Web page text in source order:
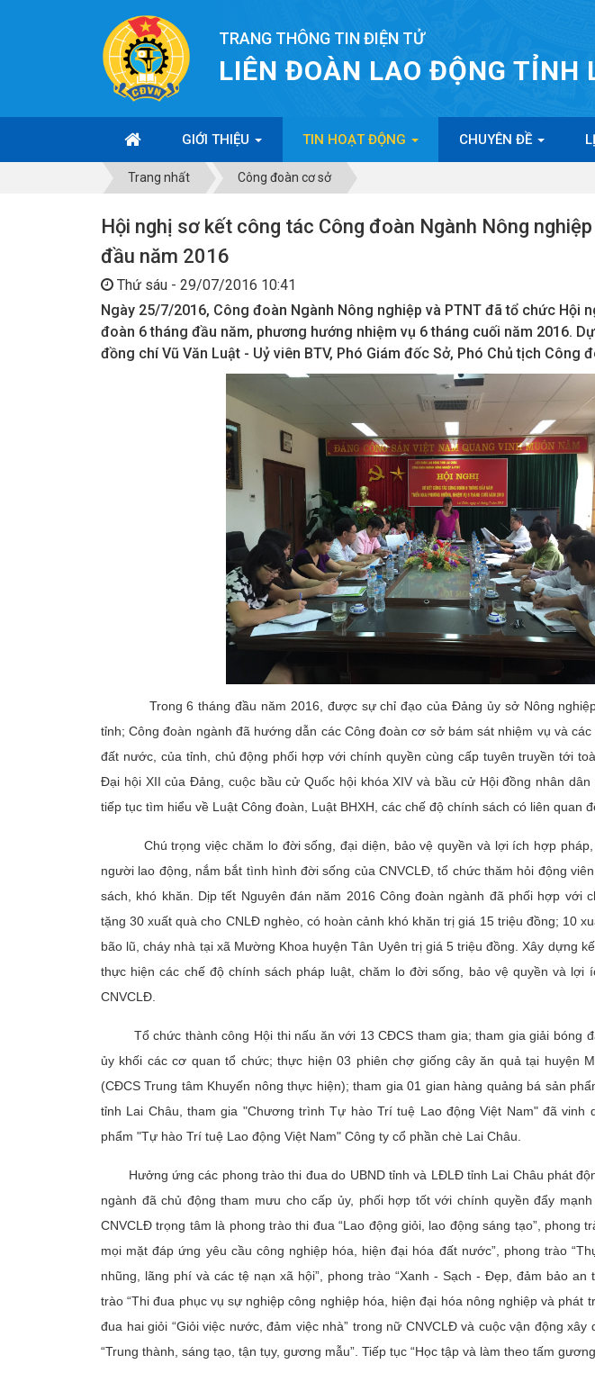
TRANG THÔNG TIN ĐIỆN TỬ
LIÊN ĐOÀN LAO ĐỘNG TỈNH
GIỚI THIỆU TIN HOẠT ĐỘNG CHUYÊN ĐỀ
Trang nhất Công đoàn cơ sở
Hội nghị sơ kết công tác Công đoàn Ngành Nông
đầu năm 2016
Thứ sáu - 29/07/2016 10:41
Ngày 25/7/2016, Công đoàn Ngành Nông nghiệp và PTNT đã tổ chức Hội
đoàn 6 tháng đầu năm, phương hướng nhiệm vụ 6 tháng cuối năm 2016.
đồng chí Vũ Văn Luật - Uỷ viên BTV, Phó Giám đốc Sở, Phó Chủ tịch Công
Trong 6 tháng đầu năm 2016, được sự chỉ đạo của Đảng ủy sở Nông nghiệp
tỉnh; Công đoàn ngành đã hướng dẫn các Công đoàn cơ sở bám sát nhiệm vụ và
đất nước, của tỉnh, chủ động phối hợp với chính quyền cùng cấp tuyên truyền tới
Đại hội XII của Đảng, cuộc bầu cử Quốc hội khóa XIV và bầu cử Hội đồng nhân dân
tiếp tục tìm hiểu về Luật Công đoàn, Luật BHXH, các chế độ chính sách có liên quan
Chú trọng việc chăm lo đời sống, đại diện, bảo vệ quyền và lợi ích hợp pháp,
người lao động, nắm bắt tình hình đời sống của CNVCLĐ, tổ chức thăm hỏi động
sách, khó khăn. Dịp tết Nguyên đán năm 2016 Công đoàn ngành đã phối hợp với
tặng 30 xuất quà cho CNLĐ nghèo, có hoàn cảnh khó khăn trị giá 15 triệu đồng; 10
bão lũ, cháy nhà tại xã Mường Khoa huyện Tân Uyên trị giá 5 triệu đồng. Xây dựng
thực hiện các chế độ chính sách pháp luật, chăm lo đời sống, bảo vệ quyền và lợi
CNVCLĐ.
Tổ chức thành công Hội thi nấu ăn với 13 CĐCS tham gia; tham gia giải bóng
ủy khối các cơ quan tổ chức; thực hiện 03 phiên chợ giống cây ăn quả tại huyện
(CĐCS Trung tâm Khuyến nông thực hiện); tham gia 01 gian hàng quảng bá sản
tỉnh Lai Châu, tham gia "Chương trình Tự hào Trí tuệ Lao động Việt Nam" đã vinh
phẩm "Tự hào Trí tuệ Lao động Việt Nam" Công ty cổ phần chè Lai Châu.
Hưởng ứng các phong trào thi đua do UBND tỉnh và LĐLĐ tỉnh Lai Châu phát
ngành đã chủ động tham mưu cho cấp ủy, phối hợp tốt với chính quyền đẩy
CNVCLĐ trọng tâm là phong trào thi đua “Lao động giỏi, lao động sáng tạo”, phong
mọi mặt đáp ứng yêu cầu công nghiệp hóa, hiện đại hóa đất nước”, phong trào
nhũng, lãng phí và các tệ nạn xã hội”, phong trào “Xanh - Sạch - Đẹp, đảm bảo an
trào “Thi đua phục vụ sự nghiệp công nghiệp hóa, hiện đại hóa nông nghiệp và phát
đua hai giỏi “Giỏi việc nước, đảm việc nhà” trong nữ CNVCLĐ và cuộc vận động
“Trung thành, sáng tạo, tận tụy, gương mẫu”. Tiếp tục “Học tập và làm theo tấm